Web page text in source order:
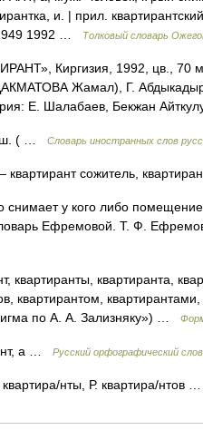
и. | прил.
1992 …
Толковый словарь
Киргизия, 1992, цв.,
Жамал), Г.
Е. Шалабаев, Бекжан
( … Словарь иностранных слов
квартирант сожитель,
снимает у кого либо
Ефремовой. Т. Ф.
квартиранты, квартиранта,
квартирантом,
по А. А. Зализняку») …
а … Русский орфографический
нты, Р. квартира/нтов